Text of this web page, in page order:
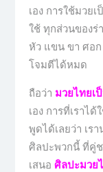
เอง การใช้มวย
ใช้ ทุกส่วนของร่
หัว แขน ขา ศอก
โจมตีได้หมด
ถือว่า มวยไทยเ
เอง การที่เราไ
พูดได้เลยว่า เร
ศิลปะพวกนี้ ที่คู่ช
เสนอ ศิลปะมวย